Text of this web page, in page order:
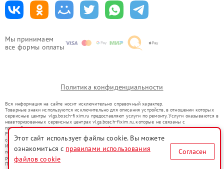
Мы принимаем
все формы оплаты
Политика конфиденциальности
Вся информация на сайте носит исключительно справочный характер.
Товарные знаки используются исключительно для описания устройств, в отношении которых
сервисные центры vlgs.bosch-fixim.ru предоставляют услуги по ремонту. Услуги оказываются в
неавторизованных сервисных центрах vlgs.bosch-fixim.ru, которые не связаны с
правообладателями товарных знаков или их официальными представителями.
Ремонт осуществляется для устройств, уже введенных в гражданский оборот в соответствии
со статьей 1487 ГК РФ.
Использование товарных знаков не преследует цели индивидуализации услуг или введения
потребителей в заблуждение, а служит для информирования о предоставляемых услугах по
ремонту техники указанных брендов.
Представленная на сайте информация не является публичной офертой, определяемой
Этот сайт использует файлы cookie. Вы можете
ознакомиться с правилами использования
файлов cookie
Согласен